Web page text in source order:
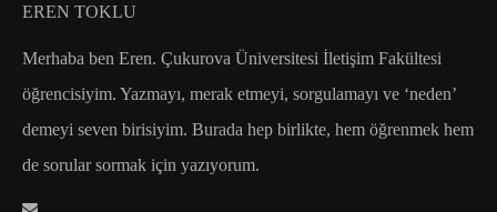
EREN TOKLU
Merhaba ben Eren. Çukurova Üniversitesi İletişim Fakültesi
öğrencisiyim. Yazmayı, merak etmeyi, sorgulamayı ve ‘neden’
demeyi seven birisiyim. Burada hep birlikte, hem öğrenmek hem
de sorular sormak için yazıyorum.